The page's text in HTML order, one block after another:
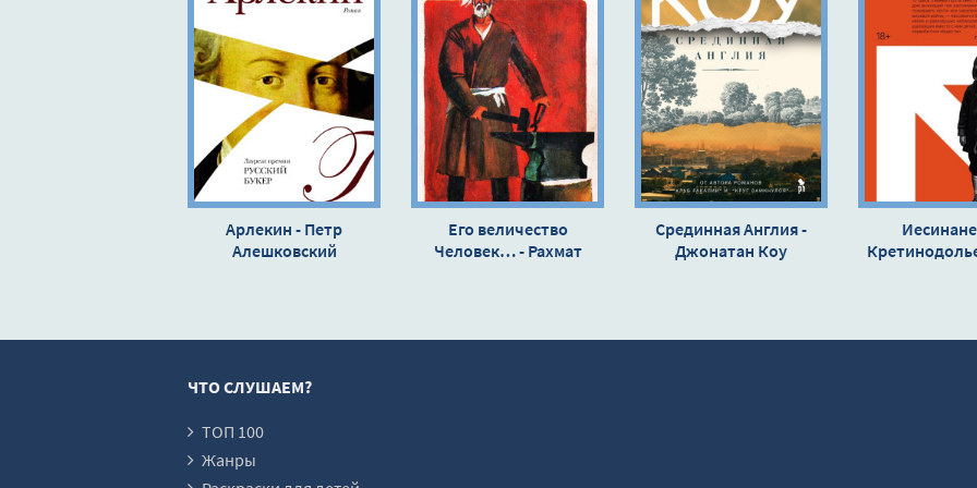
014
016
017
018
019
Арлекин - Петр
Алешковский
Его величество
Человек… - Рахмат
Срединная Англия -
Джонатан Коу
ЧТО СЛУШАЕМ?
ТОП 100
Жанры